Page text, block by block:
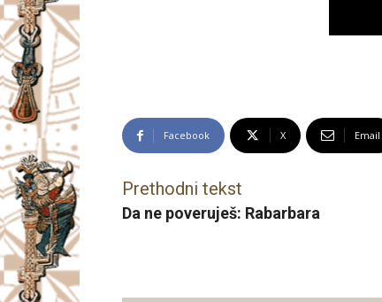
Facebook X Email
Prethodni tekst
Da ne poveruješ: Rabarbara